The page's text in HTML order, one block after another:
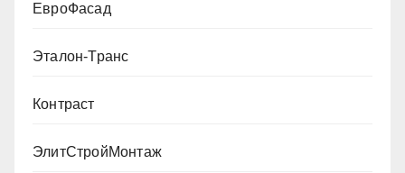
ЕвроФасад
Эталон-Транс
Контраст
ЭлитСтройМонтаж